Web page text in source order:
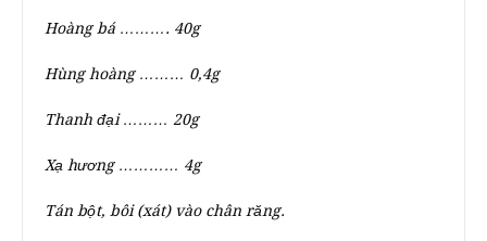
Hoàng bá ………. 40g
Hùng hoàng ……… 0,4g
Thanh đại ……… 20g
Xạ hương ………… 4g
Tán bột, bôi (xát) vào chân răng.